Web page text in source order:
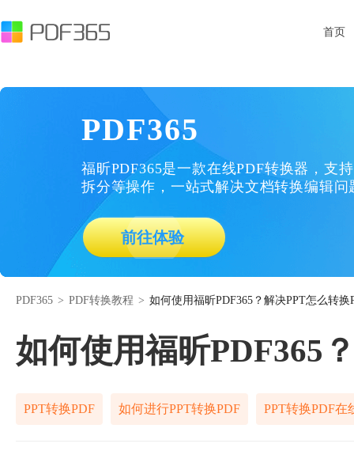
首页
PDF365
福昕PDF365是一款在线PDF转换器，支
拆分等操作，一站式解决文档转换编辑问
前往体验
PDF365 > PDF转换教程 > 如何使用福昕PDF365？解决PPT怎么转换
如何使用福昕PDF365
PPT转换PDF 如何进行PPT转换PDF PPT转换PDF在